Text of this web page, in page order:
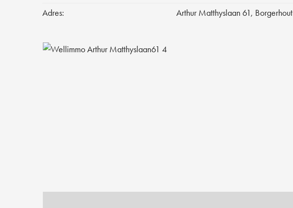
Adres:
Arthur Matthyslaan 61, Borgerhout